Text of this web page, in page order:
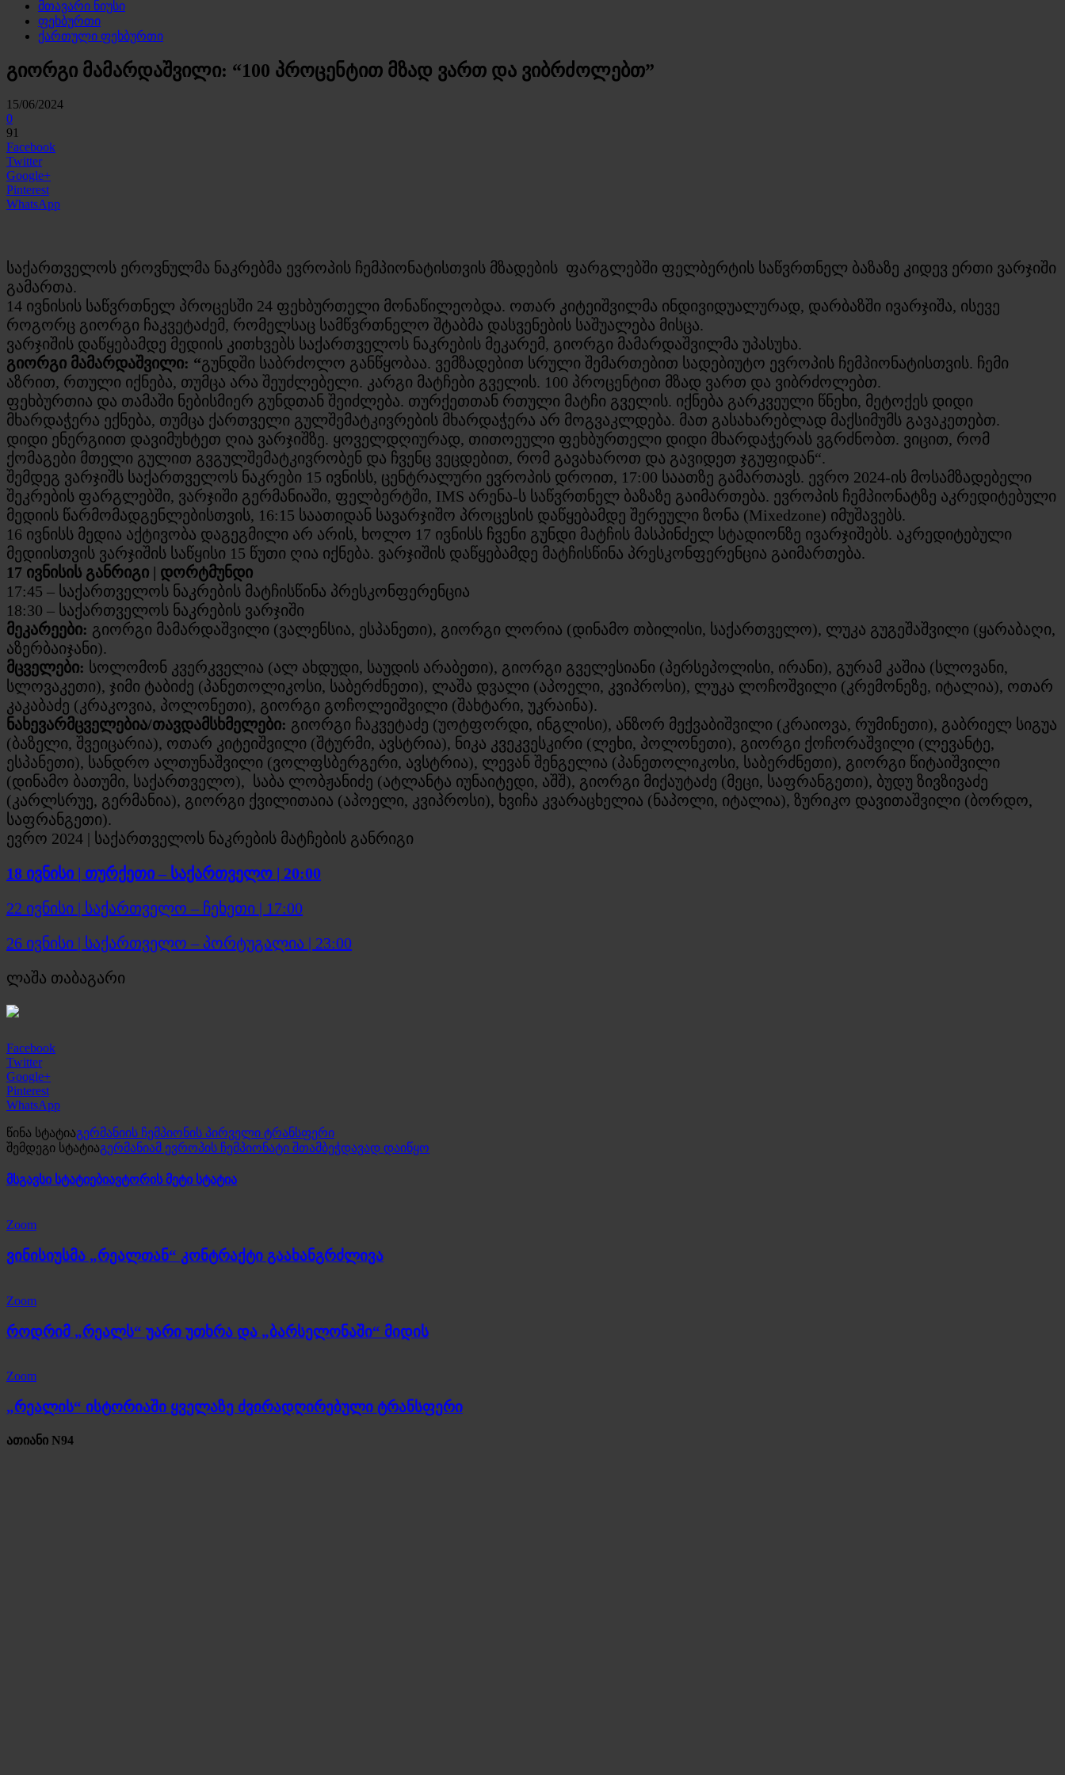
მთავარი ნიუსი
ფეხბურთი
ქართული ფეხბურთი
გიორგი მამარდაშვილი: “100 პროცენტით მზად ვართ და ვიბრძოლებთ”
15/06/2024
0
91
Facebook
Twitter
Google+
Pinterest
WhatsApp
საქართველოს ეროვნულმა ნაკრებმა ევროპის ჩემპიონატისთვის მზადების ფარგლებში ფელბერტის საწვრთნელ ბაზაზე კიდევ ერთი ვარჯიში
გამართა.
14 ივნისის საწვრთნელ პროცესში 24 ფეხბურთელი მონაწილეობდა. ოთარ კიტეიშვილმა ინდივიდუალურად, დარბაზში ივარჯიშა, ისევე
როგორც გიორგი ჩაკვეტაძემ, რომელსაც სამწვრთნელო შტაბმა დასვენების საშუალება მისცა.
ვარჯიშის დაწყებამდე მედიის კითხვებს საქართველოს ნაკრების მეკარემ, გიორგი მამარდაშვილმა უპასუხა.
გიორგი მამარდაშვილი: “გუნდში საბრძოლო განწყობაა. ვემზადებით სრული შემართებით სადებიუტო ევროპის ჩემპიონატისთვის. ჩემი
აზრით, რთული იქნება, თუმცა არა შეუძლებელი. კარგი მატჩები გველის. 100 პროცენტით მზად ვართ და ვიბრძოლებთ.
ფეხბურთია და თამაში ნებისმიერ გუნდთან შეიძლება. თურქეთთან რთული მატჩი გველის. იქნება გარკვეული წნეხი, მეტოქეს დიდი
მხარდაჭერა ექნება, თუმცა ქართველი გულშემატკივრების მხარდაჭერა არ მოგვაკლდება. მათ გასახარებლად მაქსიმუმს გავაკეთებთ.
დიდი ენერგიით დავიმუხტეთ ღია ვარჯიშზე. ყოველდღიურად, თითოეული ფეხბურთელი დიდი მხარდაჭერას ვგრძნობთ. ვიცით, რომ
ქომაგები მთელი გულით გვგულშემატკივრობენ და ჩვენც ვეცდებით, რომ გავახაროთ და გავიდეთ ჯგუფიდან“.
შემდეგ ვარჯიშს საქართველოს ნაკრები 15 ივნისს, ცენტრალური ევროპის დროით, 17:00 საათზე გამართავს. ევრო 2024-ის მოსამზადებელი
შეკრების ფარგლებში, ვარჯიში გერმანიაში, ფელბერტში, IMS არენა-ს საწვრთნელ ბაზაზე გაიმართება. ევროპის ჩემპიონატზე აკრედიტებული
მედიის წარმომადგენლებისთვის, 16:15 საათიდან სავარჯიშო პროცესის დაწყებამდე შერეული ზონა (Mixedzone) იმუშავებს.
16 ივნისს მედია აქტივობა დაგეგმილი არ არის, ხოლო 17 ივნისს ჩვენი გუნდი მატჩის მასპინძელ სტადიონზე ივარჯიშებს. აკრედიტებული
მედიისთვის ვარჯიშის საწყისი 15 წუთი ღია იქნება. ვარჯიშის დაწყებამდე მატჩისწინა პრესკონფერენცია გაიმართება.
17 ივნისის განრიგი | დორტმუნდი
17:45 – საქართველოს ნაკრების მატჩისწინა პრესკონფერენცია
18:30 – საქართველოს ნაკრების ვარჯიში
მეკარეები: გიორგი მამარდაშვილი (ვალენსია, ესპანეთი), გიორგი ლორია (დინამო თბილისი, საქართველო), ლუკა გუგეშაშვილი (ყარაბაღი,
აზერბაიჯანი).
მცველები: სოლომონ კვერკველია (ალ ახდუდი, საუდის არაბეთი), გიორგი გველესიანი (პერსეპოლისი, ირანი), გურამ კაშია (სლოვანი,
სლოვაკეთი), ჯიმი ტაბიძე (პანეთოლიკოსი, საბერძნეთი), ლაშა დვალი (აპოელი, კვიპროსი), ლუკა ლოჩოშვილი (კრემონეზე, იტალია), ოთარ
კაკაბაძე (კრაკოვია, პოლონეთი), გიორგი გოჩოლეიშვილი (შახტარი, უკრაინა).
ნახევარმცველებია/თავდამსხმელები: გიორგი ჩაკვეტაძე (უოტფორდი, ინგლისი), ანზორ მექვაბიშვილი (კრაიოვა, რუმინეთი), გაბრიელ სიგუა
(ბაზელი, შვეიცარია), ოთარ კიტეიშვილი (შტურმი, ავსტრია), ნიკა კვეკვესკირი (ლეხი, პოლონეთი), გიორგი ქოჩორაშვილი (ლევანტე,
ესპანეთი), სანდრო ალთუნაშვილი (ვოლფსბერგერი, ავსტრია), ლევან შენგელია (პანეთოლიკოსი, საბერძნეთი), გიორგი წიტაიშვილი
(დინამო ბათუმი, საქართველო), საბა ლობჟანიძე (ატლანტა იუნაიტედი, აშშ), გიორგი მიქაუტაძე (მეცი, საფრანგეთი), ბუდუ ზივზივაძე
(კარლსრუე, გერმანია), გიორგი ქვილითაია (აპოელი, კვიპროსი), ხვიჩა კვარაცხელია (ნაპოლი, იტალია), ზურიკო დავითაშვილი (ბორდო,
საფრანგეთი).
ევრო 2024 | საქართველოს ნაკრების მატჩების განრიგი
18 ივნისი | თურქეთი – საქართველო | 20:00
22 ივნისი | საქართველო – ჩეხეთი | 17:00
26 ივნისი | საქართველო – პორტუგალია | 23:00
ლაშა თაბაგარი
Facebook
Twitter
Google+
Pinterest
WhatsApp
წინა სტატიაგერმანიის ჩემპიონის პირველი ტრანსფერი
შემდეგი სტატიაგერმანიამ ევროპის ჩემპიონატი შთამბეჭდავად დაიწყო
მსგავსი სტატიებიავტორის მეტი სტატია
Zoom
ვინისიუსმა „რეალთან“ კონტრაქტი გაახანგრძლივა
Zoom
როდრიმ „რეალს“ უარი უთხრა და „ბარსელონაში“ მიდის
Zoom
„რეალის“ ისტორიაში ყველაზე ძვირადღირებული ტრანსფერი
ათიანი N94